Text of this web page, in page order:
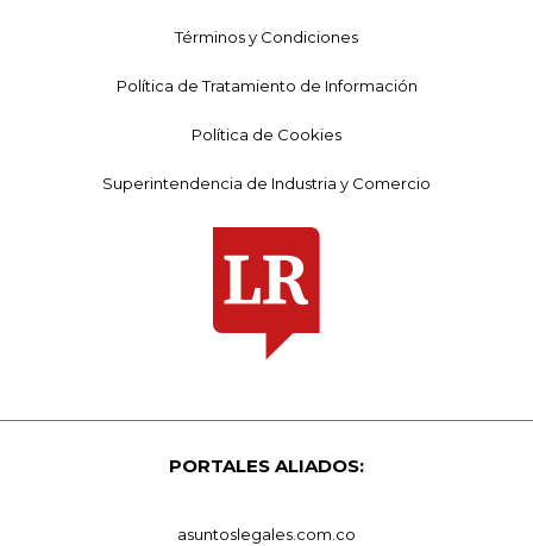
Términos y Condiciones
Política de Tratamiento de Información
Política de Cookies
Superintendencia de Industria y Comercio
PORTALES ALIADOS:
asuntoslegales.com.co